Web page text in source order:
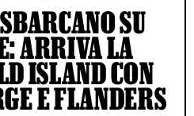
SU
ARRIVA LA
ISLAND CON
E FLANDERS